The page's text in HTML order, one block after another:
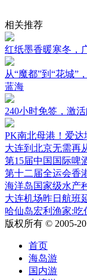
相关推荐
红纸墨香暖寒冬，
从“魔都”到“花城”
蓝海
240小时免签，激
PK南北母港！爱达
大连到北京无需再
第15届中国国际啤
第十二届全运会香
海洋岛国家级水产
大连机场昨日航班
哈仙岛宏利渔家:吃
版权所有 © 2005-
首页
海岛游
国内游